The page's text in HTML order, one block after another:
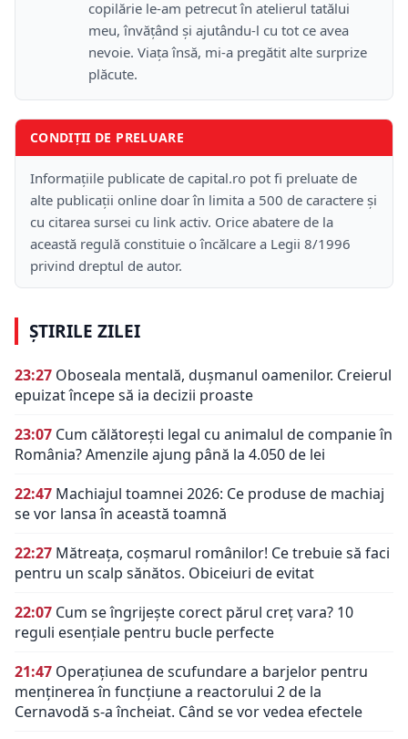
copilărie le-am petrecut în atelierul tatălui
meu, învățând și ajutându-l cu tot ce avea
nevoie. Viața însă, mi-a pregătit alte surprize
plăcute.
CONDIȚII DE PRELUARE
Informațiile publicate de capital.ro pot fi preluate de
alte publicații online doar în limita a 500 de caractere și
cu citarea sursei cu link activ. Orice abatere de la
această regulă constituie o încălcare a Legii 8/1996
privind dreptul de autor.
ȘTIRILE ZILEI
23:27 Oboseala mentală, dușmanul oamenilor. Creierul
epuizat începe să ia decizii proaste
23:07 Cum călătorești legal cu animalul de companie în
România? Amenzile ajung până la 4.050 de lei
22:47 Machiajul toamnei 2026: Ce produse de machiaj
se vor lansa în această toamnă
22:27 Mătreața, coșmarul românilor! Ce trebuie să faci
pentru un scalp sănătos. Obiceiuri de evitat
22:07 Cum se îngrijește corect părul creț vara? 10
reguli esențiale pentru bucle perfecte
21:47 Operațiunea de scufundare a barjelor pentru
menținerea în funcțiune a reactorului 2 de la
Cernavodă s-a încheiat. Când se vor vedea efectele